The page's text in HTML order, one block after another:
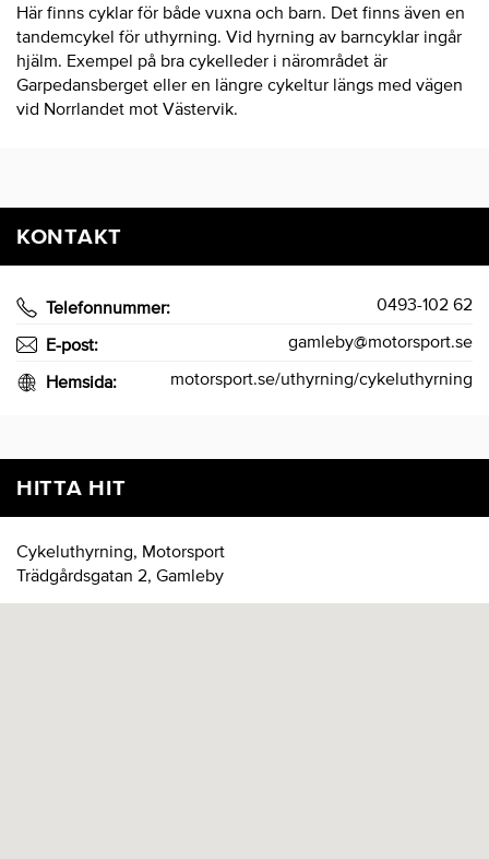
Här finns cyklar för både vuxna och barn. Det finns även en
tandemcykel för uthyrning. Vid hyrning av barncyklar ingår
hjälm. Exempel på bra cykelleder i närområdet är
Garpedansberget eller en längre cykeltur längs med vägen
vid Norrlandet mot Västervik.
KONTAKT
Telefonnummer: 0493-102 62
E-post: gamleby@motorsport.se
Hemsida: motorsport.se/uthyrning/cykeluthyrning
HITTA HIT
Cykeluthyrning, Motorsport
Trädgårdsgatan 2, Gamleby